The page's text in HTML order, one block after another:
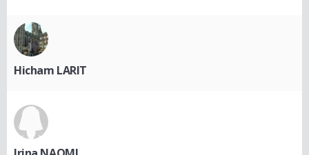
Hicham LARIT